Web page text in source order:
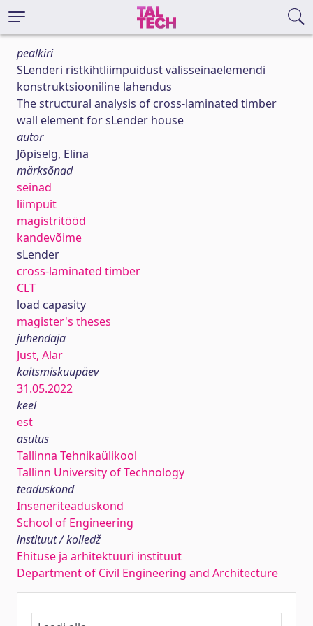
pealkiri
SLenderi ristkihtliimpuidust välisseinaelemendi
konstruktsiooniline lahendus
The structural analysis of cross-laminated timber
wall element for sLender house
autor
Jõpiselg, Elina
märksõnad
seinad
liimpuit
magistritööd
kandevõime
sLender
cross-laminated timber
CLT
load capasity
magister's theses
juhendaja
Just, Alar
kaitsmiskuupäev
31.05.2022
keel
est
asutus
Tallinna Tehnikaülikool
Tallinn University of Technology
teaduskond
Inseneriteaduskond
School of Engineering
instituut / kolledž
Ehituse ja arhitektuuri instituut
Department of Civil Engineering and Architecture